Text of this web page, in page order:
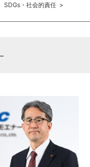
SDGs・社会的責任 >